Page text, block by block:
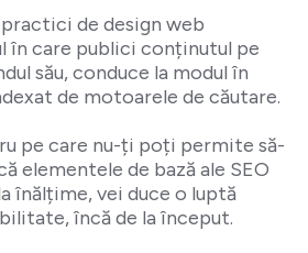
de design web
în care publici conținutul pe
său, conduce la modul în
de motoarele de căutare.
pe care nu-ți poți permite să-
elementele de bază ale SEO
înălțime, vei duce o luptă
încă de la început.